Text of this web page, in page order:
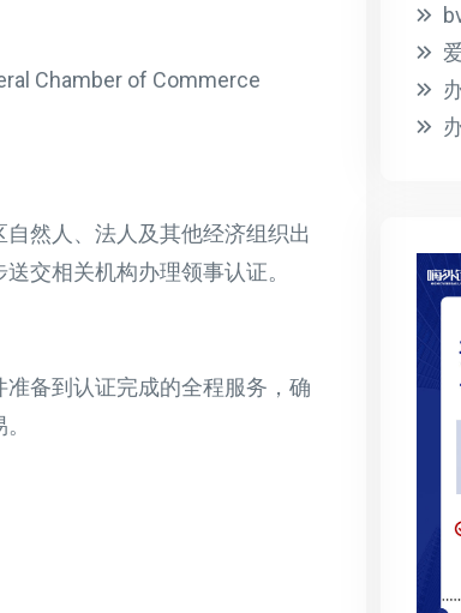
Chamber of Commerce
然人、法人及其他经济组织出
交相关机构办理领事认证。
备到认证完成的全程服务，确